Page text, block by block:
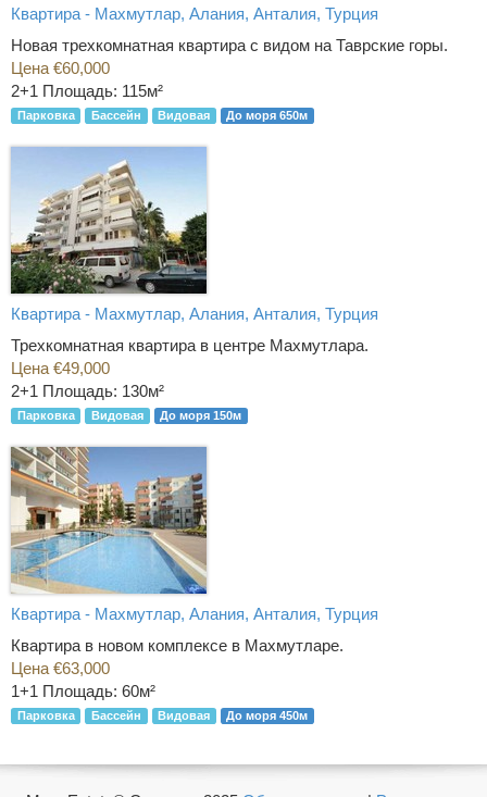
Квартира - Махмутлар, Алания, Анталия, Турция
Новая трехкомнатная квартира с видом на Таврские горы.
Цена €60,000
2+1 Площадь: 115м²
Парковка Бассейн Видовая До моря 650м
Квартира - Махмутлар, Алания, Анталия, Турция
Трехкомнатная квартира в центре Махмутлара.
Цена €49,000
2+1 Площадь: 130м²
Парковка Видовая До моря 150м
Квартира - Махмутлар, Алания, Анталия, Турция
Квартира в новом комплексе в Махмутларе.
Цена €63,000
1+1 Площадь: 60м²
Парковка Бассейн Видовая До моря 450м